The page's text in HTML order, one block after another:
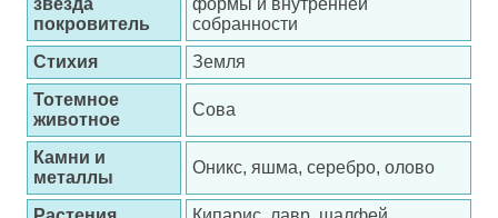
звезда
покровитель
формы и внутренней
собранности
Стихия
Земля
Тотемное
животное
Сова
Камни и
металлы
Оникс, яшма, серебро, олово